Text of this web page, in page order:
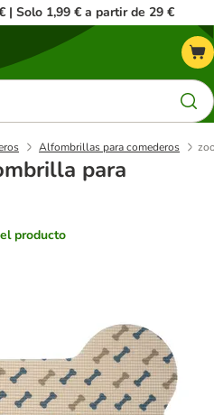
| Solo 1,99 € a partir de 29 €
Alfombrillas para comederos
para
producto